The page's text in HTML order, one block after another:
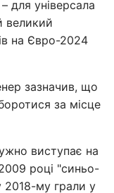
для універсала
великий
на Євро-2024
зазначив, що
за місце
виступає на
році "синьо-
2018-му грали у